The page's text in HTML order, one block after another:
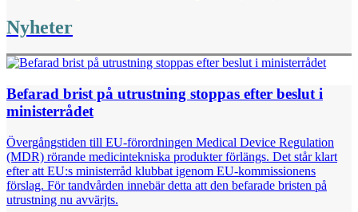
Nyheter
Befarad brist på utrustning stoppas efter beslut i
ministerrådet
Övergångstiden till EU-förordningen Medical Device Regulation
(MDR) rörande medicintekniska produkter förlängs. Det står klart
efter att EU:s ministerråd klubbat igenom EU-kommissionens
förslag. För tandvården innebär detta att den befarade bristen på
utrustning nu avvärjts.